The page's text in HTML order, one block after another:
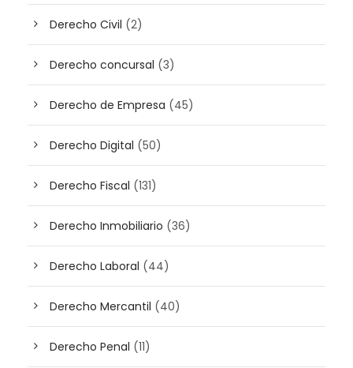
Derecho Civil (2)
Derecho concursal (3)
Derecho de Empresa (45)
Derecho Digital (50)
Derecho Fiscal (131)
Derecho Inmobiliario (36)
Derecho Laboral (44)
Derecho Mercantil (40)
Derecho Penal (11)